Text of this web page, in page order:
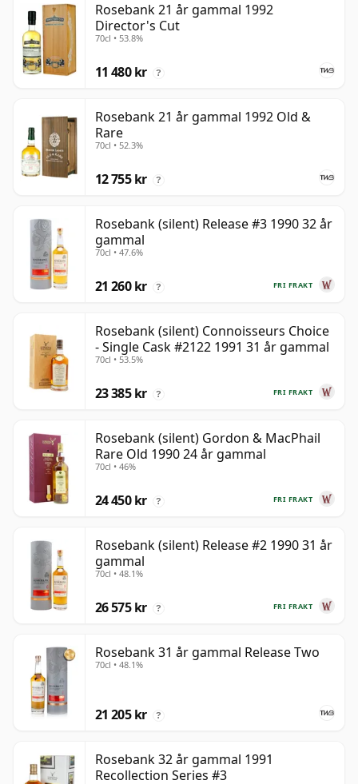
Rosebank 21 år gammal 1992
Director's Cut
70cl • 53.8%
11 480 kr ?
Rosebank 21 år gammal 1992 Old &
Rare
70cl • 52.3%
12 755 kr ?
Rosebank (silent) Release #3 1990 32 år
gammal
70cl • 47.6%
FRI FRAKT
21 260 kr ?
Rosebank (silent) Connoisseurs Choice
- Single Cask #2122 1991 31 år gammal
70cl • 53.5%
FRI FRAKT
23 385 kr ?
Rosebank (silent) Gordon & MacPhail
Rare Old 1990 24 år gammal
70cl • 46%
FRI FRAKT
24 450 kr ?
Rosebank (silent) Release #2 1990 31 år
gammal
70cl • 48.1%
FRI FRAKT
26 575 kr ?
Rosebank 31 år gammal Release Two
70cl • 48.1%
21 205 kr ?
Rosebank 32 år gammal 1991
Recollection Series #3